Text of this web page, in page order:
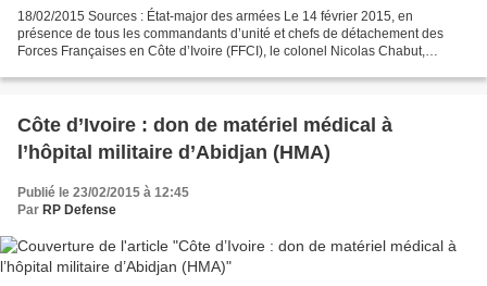
18/02/2015 Sources : État-major des armées Le 14 février 2015, en
présence de tous les commandants d’unité et chefs de détachement des
Forces Françaises en Côte d’Ivoire (FFCI), le colonel Nicolas Chabut,
Côte d’Ivoire : don de matériel médical à
l’hôpital militaire d’Abidjan (HMA)
Publié le 23/02/2015 à 12:45
Par RP Defense